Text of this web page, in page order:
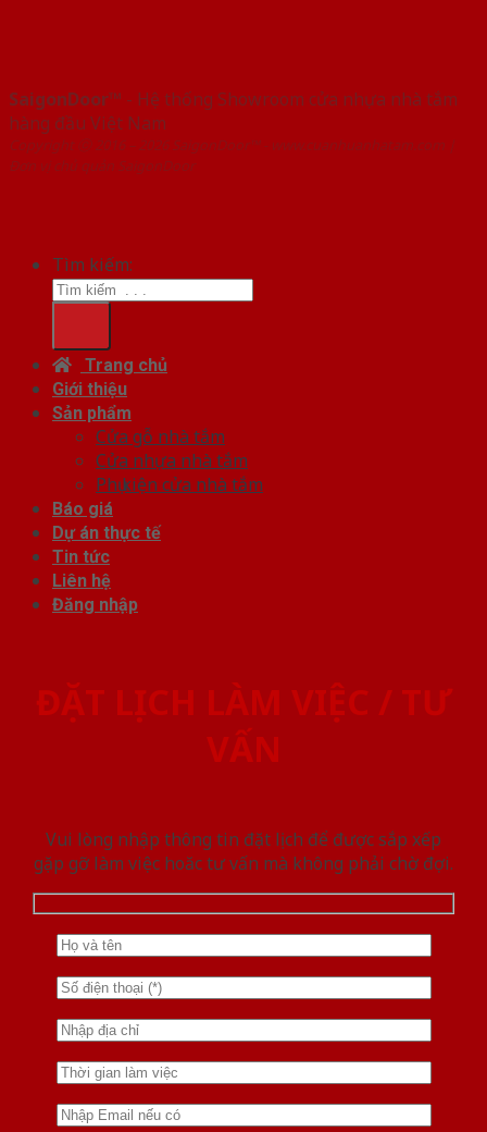
SaigonDoor™ - Hệ thống Showroom cửa nhựa nhà tắm
hàng đầu Việt Nam
Copyright ⓒ 2016 – 2026 SaigonDoor™ - www.cuanhuanhatam.com |
Đơn vị chủ quản SaigonDoor
Tìm kiếm:
Trang chủ
Giới thiệu
Sản phẩm
Cửa gỗ nhà tắm
Cửa nhựa nhà tắm
Phụ kiện cửa nhà tắm
Báo giá
Dự án thực tế
Tin tức
Liên hệ
Đăng nhập
ĐẶT LỊCH LÀM VIỆC / TƯ
VẤN
Vui lòng nhập thông tin đặt lịch để được sắp xếp
gặp gỡ làm việc hoăc tư vấn mà không phải chờ đợi.